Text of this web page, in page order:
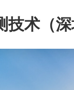
技术（